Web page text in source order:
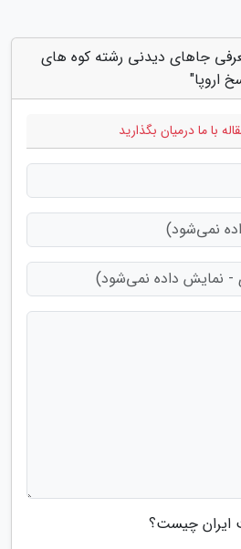
جاهای دیدنی رشته کوه های
اروپا"
با ما درمیان بگذارید
ایران چیست؟